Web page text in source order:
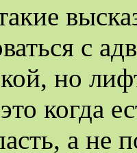
с
но
когда
а не